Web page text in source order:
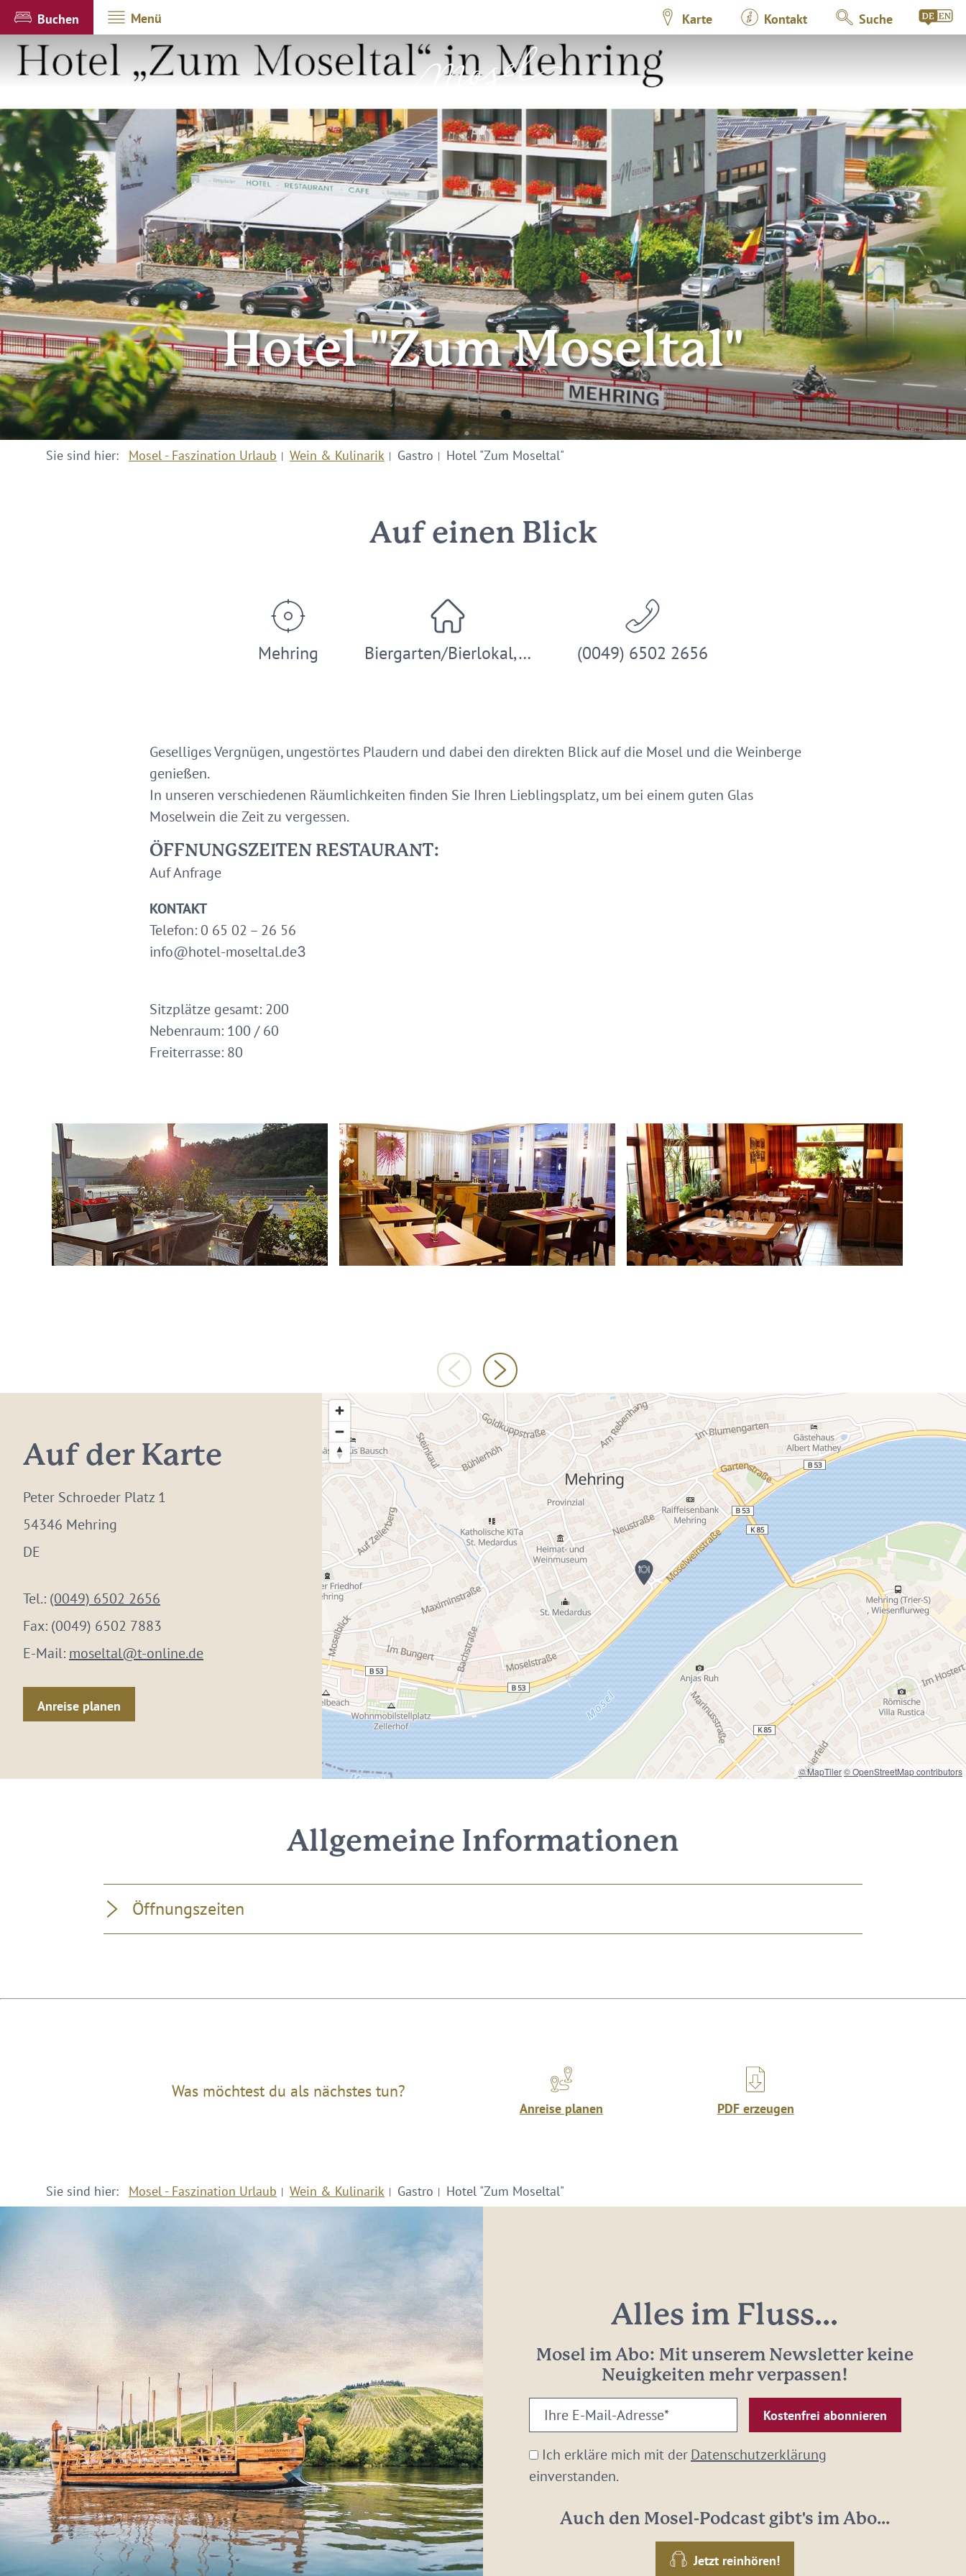
Buchen Menü Karte Kontakt Suche
© Hotel zum Moseltal
Hotel "Zum Moseltal"
Sie sind hier: Mosel - Faszination Urlaub Wein & Kulinarik Gastro Hotel "Zum Moseltal"
Auf einen Blick
Mehring Biergarten/Bierlokal,… (0049) 6502 2656
Geselliges Vergnügen, ungestörtes Plaudern und dabei den direkten Blick auf die Mosel und die Weinberge
genießen.
In unseren verschiedenen Räumlichkeiten finden Sie Ihren Lieblingsplatz, um bei einem guten Glas
Moselwein die Zeit zu vergessen.
ÖFFNUNGSZEITEN RESTAURANT:
Auf Anfrage
KONTAKT
Telefon: 0 65 02 – 26 56
info@hotel-moseltal.de
Sitzplätze gesamt: 200
Nebenraum: 100 / 60
Freiterrasse: 80
Auf der Karte
Peter Schroeder Platz 1
54346 Mehring
DE
Tel.: (0049) 6502 2656
Fax: (0049) 6502 7883
E-Mail: moseltal@t-online.de
Anreise planen
© MapTiler© OpenStreetMap contributors
Allgemeine Informationen
Öffnungszeiten
Was möchtest du als nächstes tun?
Anreise planen PDF erzeugen
Sie sind hier: Mosel - Faszination Urlaub Wein & Kulinarik Gastro Hotel "Zum Moseltal"
Alles im Fluss...
Mosel im Abo: Mit unserem Newsletter keine
Neuigkeiten mehr verpassen!
Ihre
E-
Mail-
Adresse:
Ich erkläre mich mit derDatenschutzerklärung
einverstanden.
Auch den Mosel-Podcast gibt's im Abo...
Jetzt reinhören!